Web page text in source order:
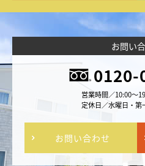
お問い
0120-
営業時間／10:00
定休日／水曜日・第
お問い合わせ